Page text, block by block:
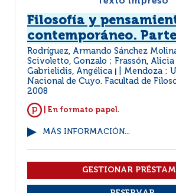
Filosofía y
contemporáneo.
Rodríguez, Armando Sánchez
Scivoletto, Gonzalo ; Frassón,
Gabrielidis, Angélica
Mendoza :
Nacional de Cuyo. Facultad de
2008
| En formato papel.
MÁS INFORMACIÓN...